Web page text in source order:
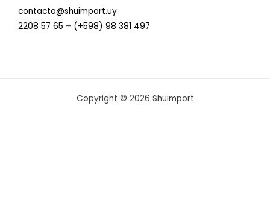
contacto@shuimport.uy
2208 57 65 – (+598) 98 381 497
Copyright © 2026 Shuimport